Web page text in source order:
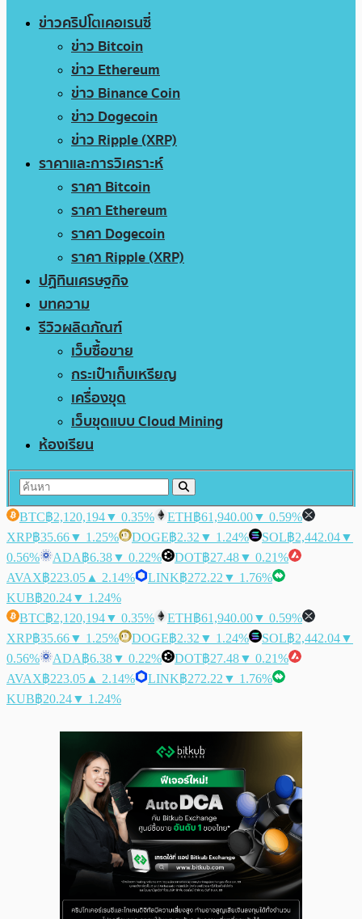
ข่าวคริปโตเคอเรนซี่
ข่าว Bitcoin
ข่าว Ethereum
ข่าว Binance Coin
ข่าว Dogecoin
ข่าว Ripple (XRP)
ราคาและการวิเคราะห์
ราคา Bitcoin
ราคา Ethereum
ราคา Dogecoin
ราคา Ripple (XRP)
ปฏิทินเศรษฐกิจ
บทความ
รีวิวผลิตภัณฑ์
เว็บซื้อขาย
กระเป๋าเก็บเหรียญ
เครื่องขุด
เว็บขุดแบบ Cloud Mining
ห้องเรียน
BTC฿2,120,194▼ 0.35% ETH฿61,940.00▼ 0.59%
XRP฿35.66▼ 1.25% DOGE฿2.32 ▼ 1.24% SOL฿2,442.04▼
0.56%
ADA฿6.38▼ 0.22% DOT฿27.48▼ 0.21%
AVAX฿223.05 ▲ 2.14% LINK฿272.22 ▼ 1.76%
KUB฿20.24▼ 1.24%
BTC฿2,120,194▼ 0.35% ETH฿61,940.00▼ 0.59%
XRP฿35.66▼ 1.25% DOGE฿2.32 ▼ 1.24% SOL฿2,442.04▼
0.56%
ADA฿6.38▼ 0.22% DOT฿27.48▼ 0.21%
AVAX฿223.05 ▲ 2.14% LINK฿272.22 ▼ 1.76%
KUB฿20.24▼ 1.24%